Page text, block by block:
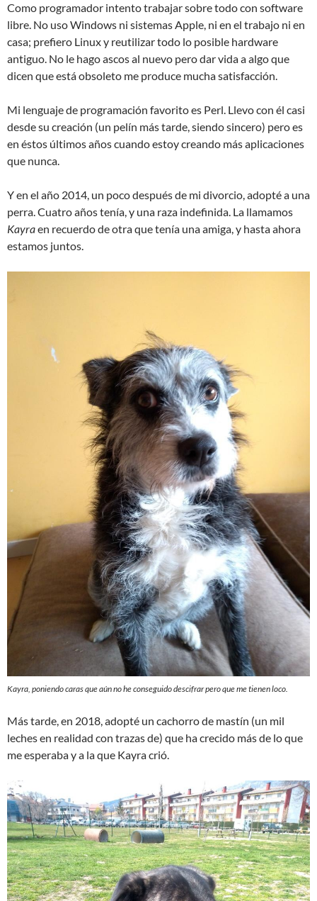
Como programador intento trabajar sobre todo con software
libre. No uso Windows ni sistemas Apple, ni en el trabajo ni en
casa; prefiero Linux y reutilizar todo lo posible hardware
antiguo. No le hago ascos al nuevo pero dar vida a algo que
dicen que está obsoleto me produce mucha satisfacción.
Mi lenguaje de programación favorito es Perl. Llevo con él casi
desde su creación (un pelín más tarde, siendo sincero) pero es
en éstos últimos años cuando estoy creando más aplicaciones
que nunca.
Y en el año 2014, un poco después de mi divorcio, adopté a una
perra. Cuatro años tenía, y una raza indefinida. La llamamos
Kayraen recuerdo de otra que tenía una amiga, y hasta ahora
estamos juntos.
Kayra, poniendo caras que aún no he conseguido descifrar pero que me tienen loco.
Más tarde, en 2018, adopté un cachorro de mastín (un mil
leches en realidad con trazas de) que ha crecido más de lo que
me esperaba y a la que Kayra crió.